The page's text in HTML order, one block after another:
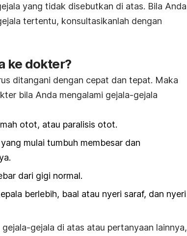
yang tidak disebutkan di atas. Bila Anda
tertentu, konsultasikanlah dengan
ke dokter?
ditangani dengan cepat dan tepat. Maka
bila Anda mengalami gejala-gejala
otot, atau paralisis otot.
mulai tumbuh membesar dan
dari gigi normal.
berlebih, baal atau nyeri saraf, dan nyeri
gejala di atas atau pertanyaan lainnya,